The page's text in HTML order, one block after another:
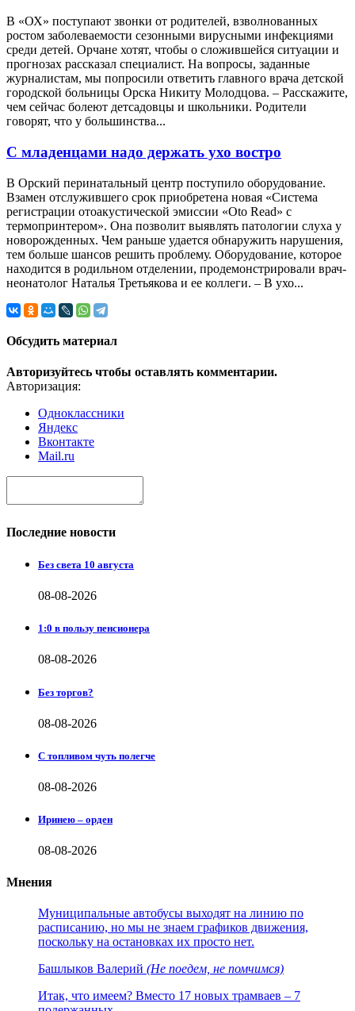
В «ОХ» поступают звонки от родителей, взволнованных
ростом заболеваемости сезонными вирусными инфекциями
среди детей. Орчане хотят, чтобы о сложившейся ситуации и
прогнозах рассказал специалист. На вопросы, заданные
журналистам, мы попросили ответить главного врача детской
городской больницы Орска Никиту Молодцова. – Расскажите,
чем сейчас болеют детсадовцы и школьники. Родители
говорят, что у большинства...
С младенцами надо держать ухо востро
В Орский перинатальный центр поступило оборудование.
Взамен отслужившего срок приобретена новая «Система
регистрации отоакустической эмиссии «Oto Read» с
термопринтером». Она позволит выявлять патологии слуха у
новорожденных. Чем раньше удается обнаружить нарушения,
тем больше шансов решить проблему. Оборудование, которое
находится в родильном отделении, продемонстрировали врач-
неонатолог Наталья Третьякова и ее коллеги. – В ухо...
Обсудить материал
Авторизуйтесь чтобы оставлять комментарии.
Авторизация:
Одноклассники
Яндекс
Вконтакте
Mail.ru
Последние новости
Без света 10 августа
08-08-2026
1:0 в пользу пенсионера
08-08-2026
Без торгов?
08-08-2026
С топливом чуть полегче
08-08-2026
Иринею – орден
08-08-2026
Мнения
Муниципальные автобусы выходят на линию по
расписанию, но мы не знаем графиков движения,
поскольку на остановках их просто нет.
Башлыков Валерий (Не поедем, не помчимся)
Итак, что имеем? Вместо 17 новых трамваев – 7